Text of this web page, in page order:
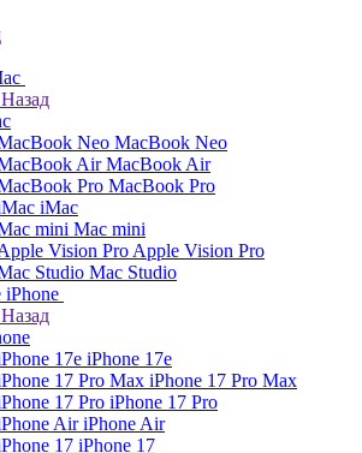
Назад
MacBook Neo
MacBook Air
MacBook Pro
iMac
Mac mini
Apple Vision Pro
Mac Studio
iPhone
Назад
iPhone 17e
iPhone 17 Pro Max
iPhone 17 Pro
iPhone Air
iPhone 17